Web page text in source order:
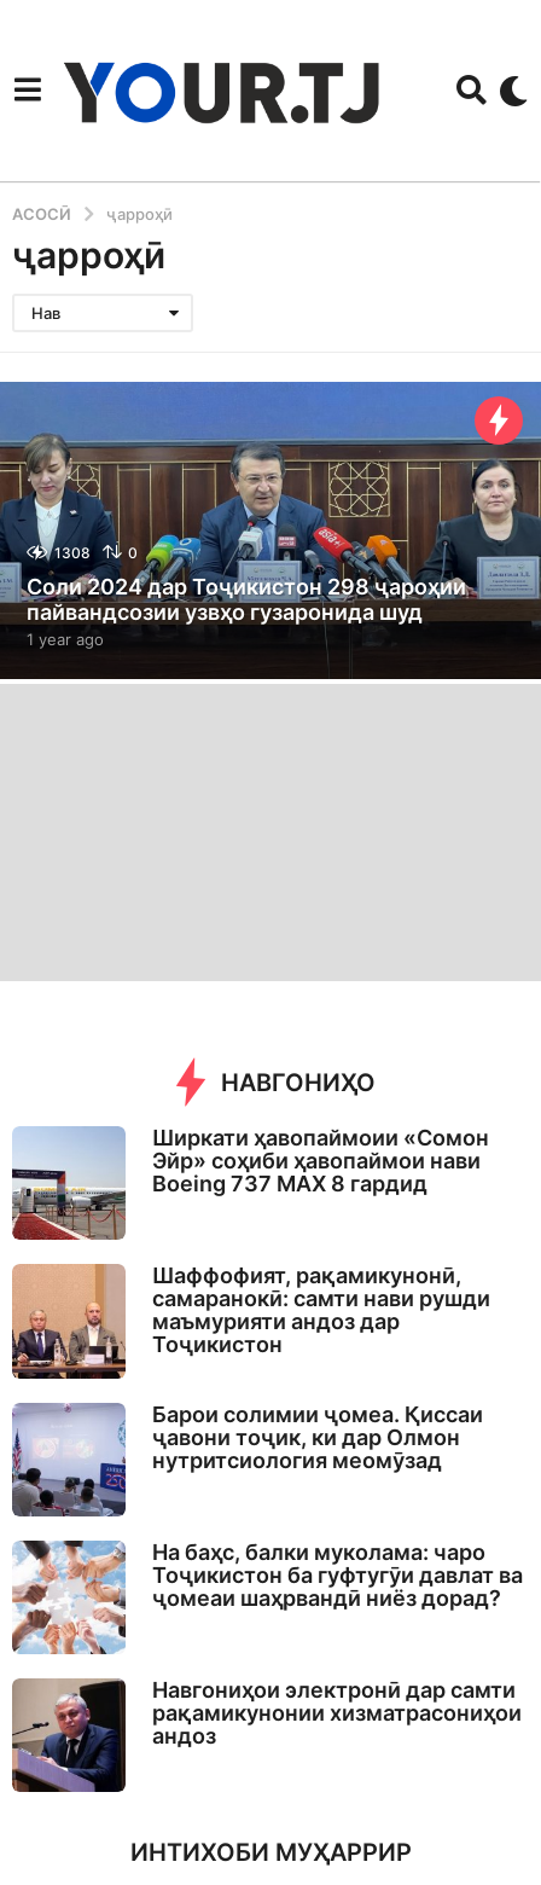
АСОСӢ ҷарроҳӣ
ҷарроҳӣ
Нав
1308 0
Соли 2024 дар Тоҷикистон 298 ҷароҳии
пайвандсозии узвҳо гузаронида шуд
1 year ago
e
НАВГОНИҲО
Ширкати ҳавопаймоии «Сомон
Эйр» соҳиби ҳавопаймои нави
Boeing 737 MAX 8 гардид
Шаффофият, рақамикунонӣ,
самаранокӣ: самти нави рушди
маъмурияти андоз дар
Тоҷикистон
Барои солимии ҷомеа. Қиссаи
ҷавони тоҷик, ки дар Олмон
нутритсиология меомӯзад
На баҳс, балки муколама: чаро
Тоҷикистон ба гуфтугӯи давлат ва
ҷомеаи шаҳрвандӣ ниёз дорад?
Навгониҳои электронӣ дар самти
рақамикунонии хизматрасониҳои
андоз
ИНТИХОБИ МУҲАРРИР